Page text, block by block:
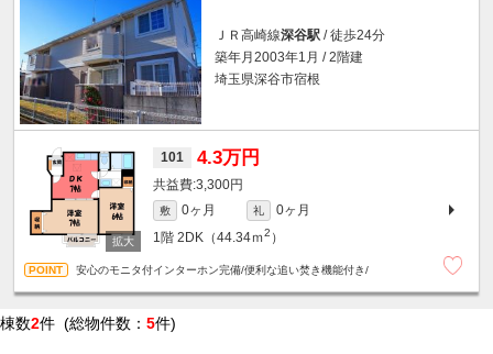
ＪＲ高崎線深谷駅 / 徒歩24分
築年月2003年1月 / 2階建
埼玉県深谷市宿根
101 4.3万円
3,300円
敷 0ヶ月 礼
0ヶ月
1階 2DK（44.34ｍ2 ）
安心のモニタ付インターホン完備/便利な追い焚き機能付き/
棟数2件 (総物件数： 5件)